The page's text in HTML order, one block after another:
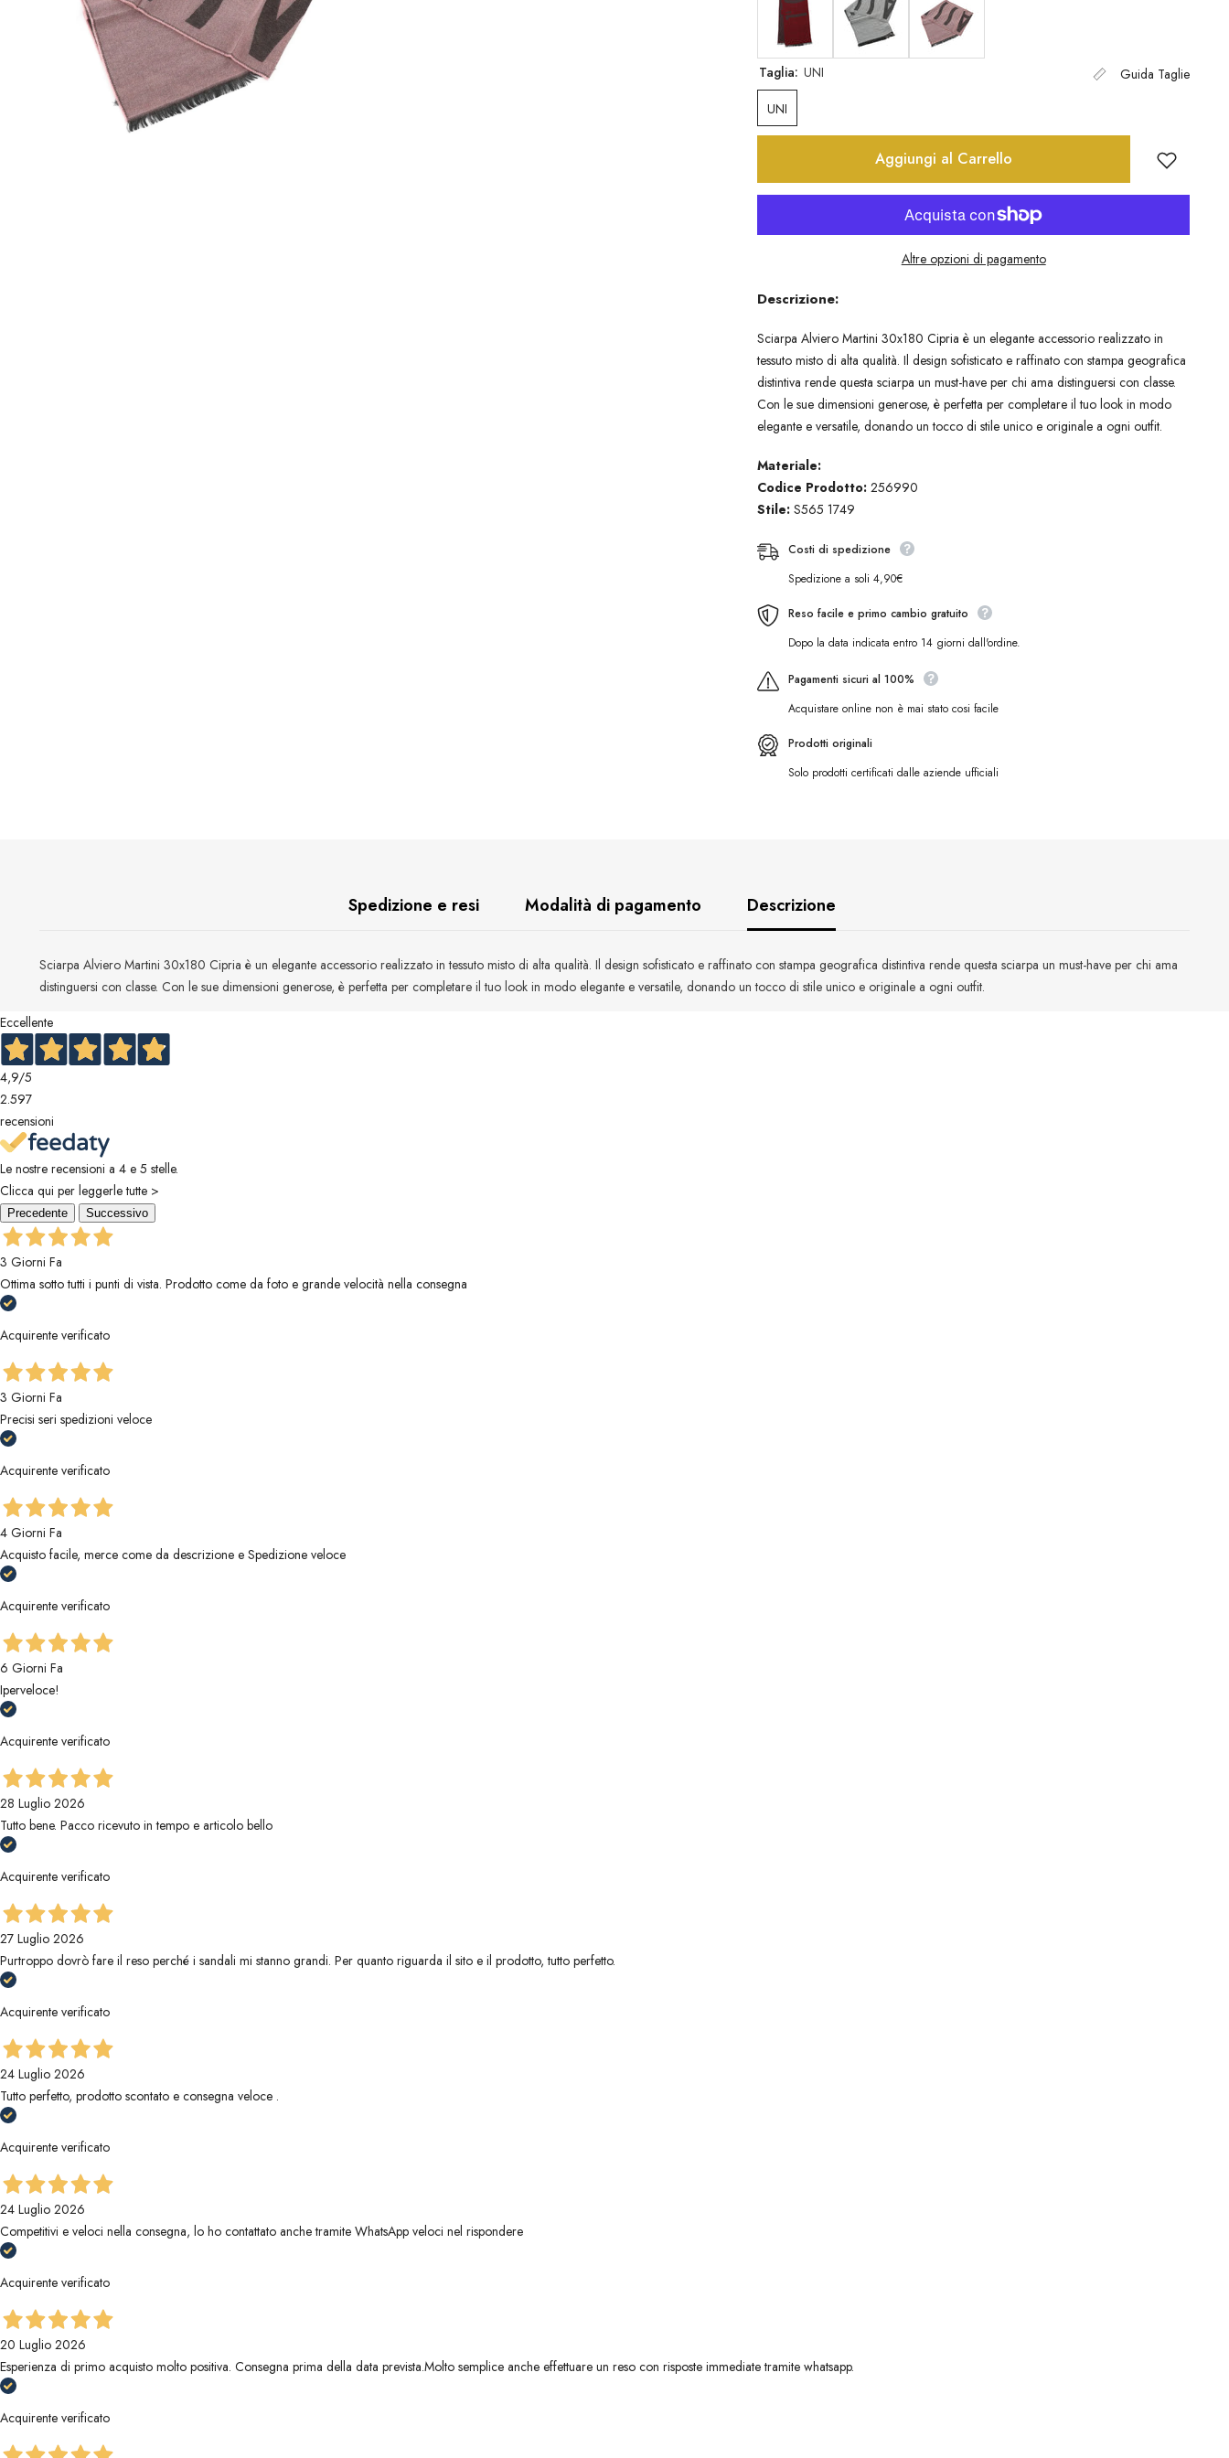
Taglia: UNI
Guida Taglie
UNI
Aggiungi al Carrello
Altre opzioni di pagamento
Descrizione:
Sciarpa Alviero Martini 30x180 Cipria è un elegante accessorio realizzato in
tessuto misto di alta qualità. Il design sofisticato e raffinato con stampa geografica
distintiva rende questa sciarpa un must-have per chi ama distinguersi con classe.
Con le sue dimensioni generose, è perfetta per completare il tuo look in modo
elegante e versatile, donando un tocco di stile unico e originale a ogni outfit.
Materiale:
Codice Prodotto: 256990
Stile: S565 1749
Costi di spedizione
Spedizione a soli 4,90€
Reso facile e primo cambio gratuito
Dopo la data indicata entro 14 giorni dall'ordine.
Pagamenti sicuri al 100%
Acquistare online non è mai stato cosi facile
Prodotti originali
Solo prodotti certificati dalle aziende ufficiali
Spedizione e resi Modalità di pagamento Descrizione
Sciarpa Alviero Martini 30x180 Cipria è un elegante accessorio realizzato in tessuto misto di alta qualità. Il design sofisticato e raffinato con stampa geografica distintiva rende questa sciarpa un must-have per chi ama
distinguersi con classe. Con le sue dimensioni generose, è perfetta per completare il tuo look in modo elegante e versatile, donando un tocco di stile unico e originale a ogni outfit.
Eccellente
4,9/5
2.597
recensioni
Le nostre recensioni a 4 e 5 stelle.
Clicca qui per leggerle tutte >
Precedente Successivo
3 Giorni Fa
Ottima sotto tutti i punti di vista. Prodotto come da foto e grande velocità nella consegna
Acquirente verificato
3 Giorni Fa
Precisi seri spedizioni veloce
Acquirente verificato
4 Giorni Fa
Acquisto facile, merce come da descrizione e Spedizione veloce
Acquirente verificato
6 Giorni Fa
Iperveloce!
Acquirente verificato
28 Luglio 2026
Tutto bene. Pacco ricevuto in tempo e articolo bello
Acquirente verificato
27 Luglio 2026
Purtroppo dovrò fare il reso perché i sandali mi stanno grandi. Per quanto riguarda il sito e il prodotto, tutto perfetto.
Acquirente verificato
24 Luglio 2026
Tutto perfetto, prodotto scontato e consegna veloce .
Acquirente verificato
24 Luglio 2026
Competitivi e veloci nella consegna, lo ho contattato anche tramite WhatsApp veloci nel rispondere
Acquirente verificato
20 Luglio 2026
Esperienza di primo acquisto molto positiva. Consegna prima della data prevista.Molto semplice anche effettuare un reso con risposte immediate tramite whatsapp.
Acquirente verificato